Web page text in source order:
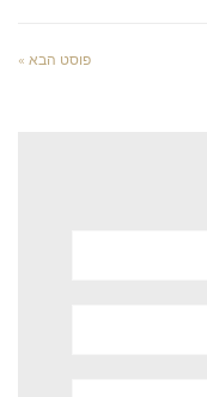
פוסט הבא »